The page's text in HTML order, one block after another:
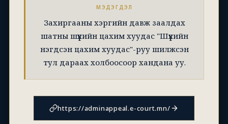
МЭДЭГДЭЛ
Захиргааны хэргийн давж заалдах
шатны шүүхийн цахим хуудас "Шүүхийн
нэгдсэн цахим хуудас"-руу шилжсэн
тул дараах холбоосоор хандана уу.
https://adminappeal.e-court.mn/